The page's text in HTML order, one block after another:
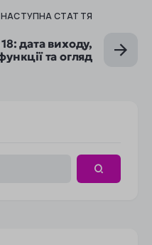
НАСТУПНА СТАТТЯ
дата виходу,
та огляд